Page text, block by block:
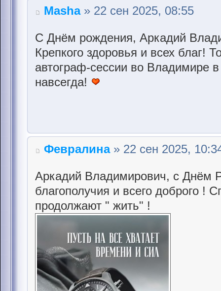
Masha» 22 сен 2025, 08:55
С Днём рождения, Аркадий
Крепкого здоровья и всех благ!
автограф-сессии во Владимире
навсегда!
Февралина» 22 сен 2025,
Аркадий Владимирович, с Днём
благополучия и всего доброго
продолжают " жить" !